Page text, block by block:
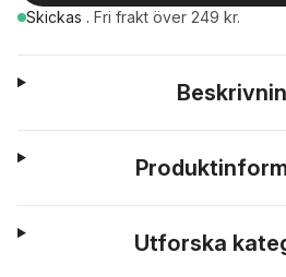
Skickas . Fri frakt över 249 kr.
Utforska